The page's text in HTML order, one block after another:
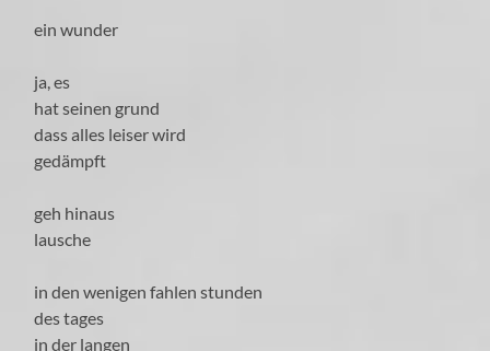
ein wunder
ja, es
hat seinen grund
dass alles leiser wird
gedämpft
geh hinaus
lausche
in den wenigen fahlen stunden
des tages
in der langen